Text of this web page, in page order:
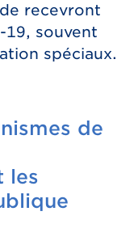
recevront
19, souvent
spéciaux.
de
les